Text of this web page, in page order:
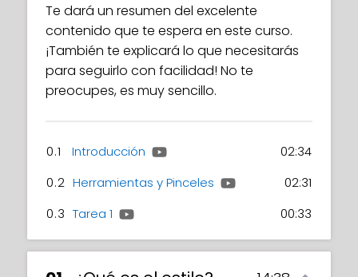
Te dará un resumen del excelente
contenido que te espera en este curso.
¡También te explicará lo que necesitarás
para seguirlo con facilidad! No te
preocupes, es muy sencillo.
0.1 Introducción
02:34
0.2 Herramientas y Pinceles
02:31
0.3 Tarea 1 00:33